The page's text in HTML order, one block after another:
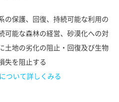
の保護、回復、持続可能な利用の
可能な森林の経営、砂漠化への対
土地の劣化の阻止・回復及び生物
失を阻止する
ついて詳しくみる